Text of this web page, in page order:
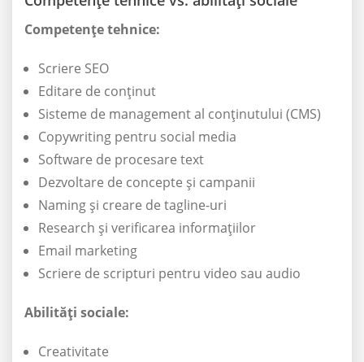
Competențe tehnice:
Scriere SEO
Editare de conținut
Sisteme de management al conținutului (CMS)
Copywriting pentru social media
Software de procesare text
Dezvoltare de concepte și campanii
Naming și creare de tagline-uri
Research și verificarea informațiilor
Email marketing
Scriere de scripturi pentru video sau audio
Abilități sociale:
Creativitate